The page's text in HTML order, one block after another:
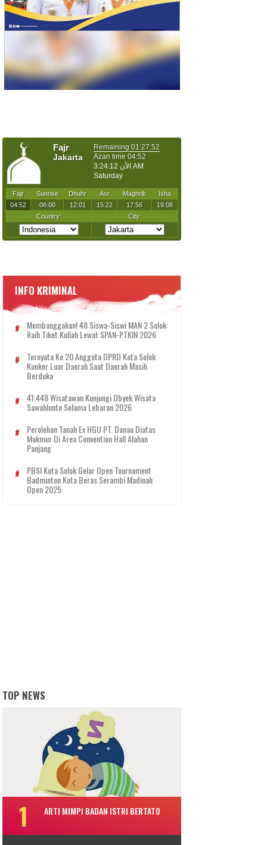
INFO KRIMINAL
Membanggakan! 48 Siswa-Siswi MAN 2 Solok
Raih Tiket Kuliah Lewat SPAN-PTKIN 2026
Ternyata Ke 20 Anggota DPRD Kota Solok
Kunker Luar Daerah Saat Daerah Masih
Berduka
41.448 Wisatawan Kunjungi Obyek Wisata
Sawahlunto Selama Lebaran 2026
Perolehan Tanah Ex HGU PT. Danau Diatas
Makmur Di Area Convention Hall Alahan
Panjang
PBSI Kota Solok Gelar Open Tournament
Badminton Kota Beras Serambi Madinah
Open 2025
TOP NEWS
ARTI MIMPI BADAN ISTRI BERTATO